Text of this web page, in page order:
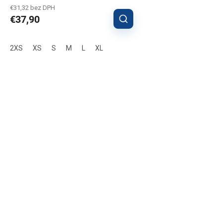
€31,32 bez DPH
€37,90
2XS XS S M XL